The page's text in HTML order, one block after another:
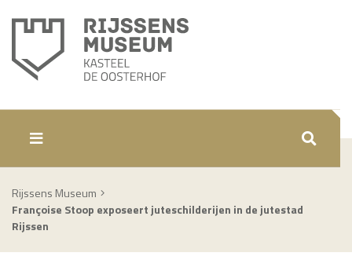
ZOEKEN
Rijssens Museum
Françoise Stoop exposeert juteschilderijen in de jutestad
Rijssen